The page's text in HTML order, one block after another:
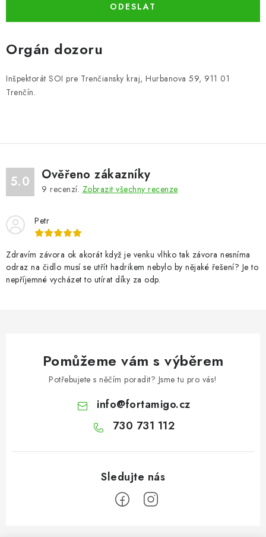
ODESLAT
Orgán dozoru
Inšpektorát SOI pre Trenčiansky kraj, Hurbanova 59, 911 01
Trenčín.
5.0 Ověřeno zákazníky
9 recenzí. Zobrazit všechny recenze
Petr
Zdravím závora ok akorát když je venku vlhko tak závora nesníma
odraz na čidlo musí se utřít hadrikem nebylo by nějaké řešení? Je to
nepříjemné vycházet to utírat díky za odp.
Pomůžeme vám s výběrem
Potřebujete s něčím poradit? Jsme tu pro vás!
info@fortamigo.cz
730 731 112